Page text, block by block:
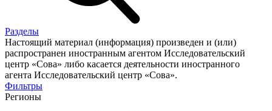
Разделы
Настоящий материал (информация) произведен и (или)
распространен иностранным агентом Исследовательский
центр «Сова» либо касается деятельности иностранного
агента Исследовательский центр «Сова».
Фильтры
Регионы